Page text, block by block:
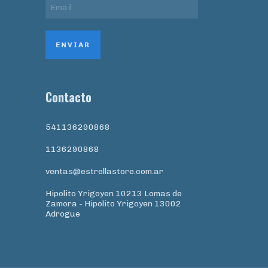
Contacto
541136290868
1136290868
ventas@estrellastore.com.ar
Hipolito Yrigoyen 10213 Lomas de
Zamora - Hipolito Yrigoyen 13002
Adrogue